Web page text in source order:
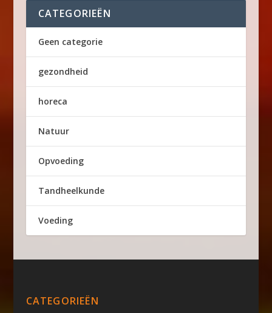
CATEGORIEËN
Geen categorie
gezondheid
horeca
Natuur
Opvoeding
Tandheelkunde
Voeding
CATEGORIEËN